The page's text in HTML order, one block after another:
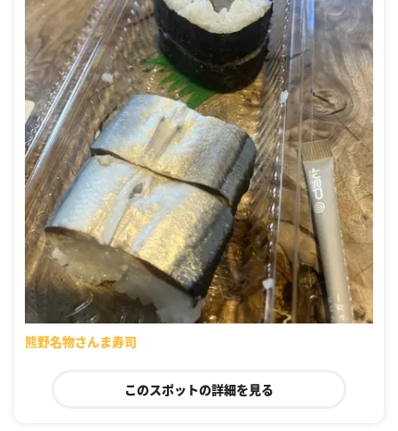
熊野名物さんま寿司
このスポットの詳細を見る